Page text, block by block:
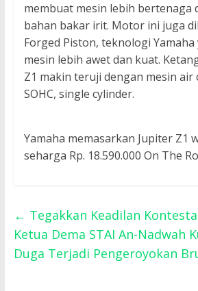
membuat mesin lebih bertenaga
bahan bakar irit. Motor ini juga
Forged Piston, teknologi
mesin lebih awet dan kuat.
Z1 makin teruji dengan mesin air
SOHC, single cylinder.
Yamaha memasarkan Jupiter Z1
seharga Rp. 18.590.000 On The
← Tegakkan Keadilan
Ketua Dema STAI An-Nadwah
Duga Terjadi Pengeroyokan